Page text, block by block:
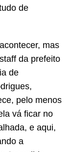
de
mas
da prefeito
de
pelo menos
vá ficar no
e aqui,
a